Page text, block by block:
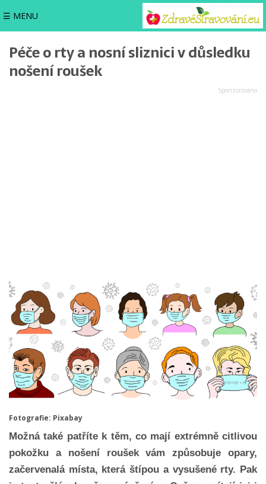
☰ MENU
Péče o rty a nosní sliznici v důsledku
nošení roušek
Fotografie: Pixabay
Možná také patříte k těm, co mají extrémně citlivou
pokožku a nošení roušek vám způsobuje opary,
začervenalá místa, která štípou a vysušené rty. Pak